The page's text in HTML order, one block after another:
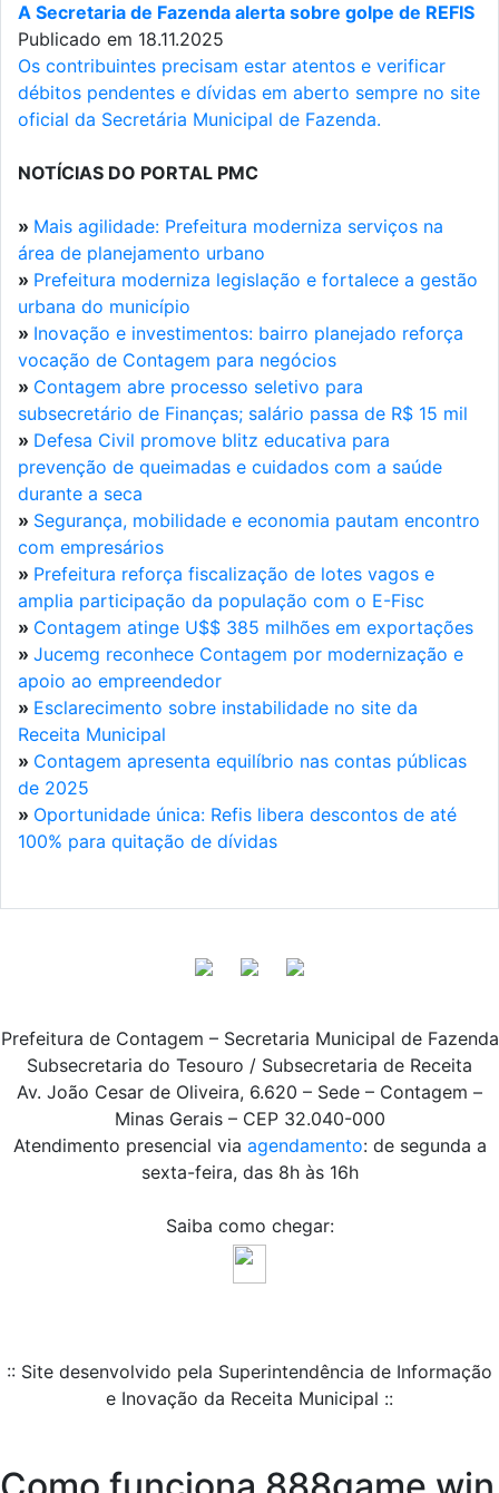
A Secretaria de Fazenda alerta sobre golpe de REFIS
Publicado em 18.11.2025
Os contribuintes precisam estar atentos e verificar
débitos pendentes e dívidas em aberto sempre no site
oficial da Secretária Municipal de Fazenda.
NOTÍCIAS DO PORTAL PMC
» Mais agilidade: Prefeitura moderniza serviços na
área de planejamento urbano
» Prefeitura moderniza legislação e fortalece a gestão
urbana do município
» Inovação e investimentos: bairro planejado reforça
vocação de Contagem para negócios
» Contagem abre processo seletivo para
subsecretário de Finanças; salário passa de R$ 15 mil
» Defesa Civil promove blitz educativa para
prevenção de queimadas e cuidados com a saúde
durante a seca
» Segurança, mobilidade e economia pautam encontro
com empresários
» Prefeitura reforça fiscalização de lotes vagos e
amplia participação da população com o E-Fisc
» Contagem atinge U$$ 385 milhões em exportações
» Jucemg reconhece Contagem por modernização e
apoio ao empreendedor
» Esclarecimento sobre instabilidade no site da
Receita Municipal
» Contagem apresenta equilíbrio nas contas públicas
de 2025
» Oportunidade única: Refis libera descontos de até
100% para quitação de dívidas
Prefeitura de Contagem – Secretaria Municipal de Fazenda
Subsecretaria do Tesouro / Subsecretaria de Receita
Av. João Cesar de Oliveira, 6.620 – Sede – Contagem –
Minas Gerais – CEP 32.040-000
Atendimento presencial via agendamento: de segunda a
sexta-feira, das 8h às 16h
Saiba como chegar:
:: Site desenvolvido pela Superintendência de Informação
e Inovação da Receita Municipal ::